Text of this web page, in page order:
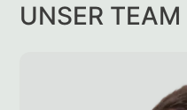
UNSER TEAM